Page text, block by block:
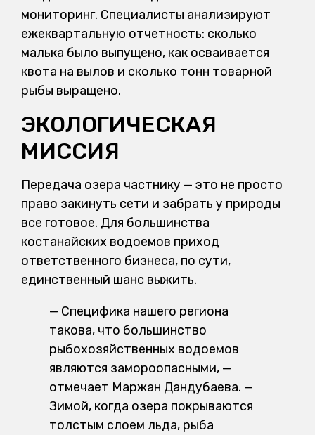
мониторинг. Специалисты анализируют
ежеквартальную отчетность: сколько
малька было выпущено, как осваивается
квота на вылов и сколько тонн товарной
рыбы выращено.
ЭКОЛОГИЧЕСКАЯ
МИССИЯ
Передача озера частнику — это не просто
право закинуть сети и забрать у природы
все готовое. Для большинства
костанайских водоемов приход
ответственного бизнеса, по сути,
единственный шанс выжить.
— Специфика нашего региона
такова, что большинство
рыбохозяйственных водоемов
являются замороопасными, —
отмечает Маржан Дандубаева. —
Зимой, когда озера покрываются
толстым слоем льда, рыба